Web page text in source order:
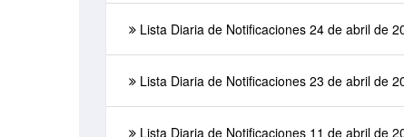
Lista Diaria de Notificaciones 24 de abril de
Lista Diaria de Notificaciones 23 de abril de
Lista Diaria de Notificaciones 11 de abril de